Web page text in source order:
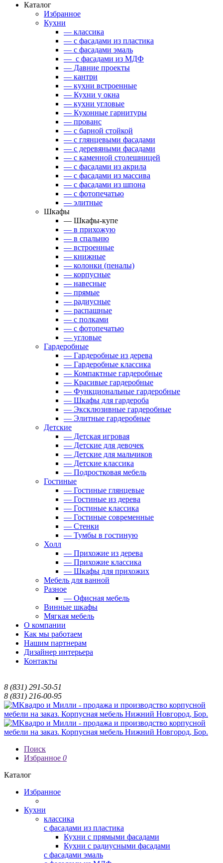
Каталог
Избранное
Кухни
— классика
— с фасадами из пластика
— с фасадами эмаль
— с фасадами из МДФ
— Давние проекты
— кантри
— кухни встроенные
— Кухни у окна
— кухни угловые
— Кухонные гарнитуры
— прованс
— с барной стойкой
— с глянцевыми фасадами
— с деревяными фасадами
— с каменной столешницей
— с фасадами из акрила
— с фасадами из массива
— с фасадами из шпона
— с фотопечатью
— элитные
Шкафы
— Шкафы-купе
— в прихожую
— в спальню
— встроенные
— книжные
— колонки (пеналы)
— корпусные
— навесные
— прямые
— радиусные
— распашные
— с полками
— с фотопечатью
— угловые
Гардеробные
— Гардеробные из дерева
— Гардеробные классика
— Компактные гардеробные
— Красивые гардеробные
— Функциональные гардеробные
— Шкафы для гардероба
— Эксклюзивные гардеробные
— Элитные гардеробные
Детские
— Детская игровая
— Детские для девочек
— Детские для мальчиков
— Детские классика
— Подростковая мебель
Гостиные
— Гостиные глянцевые
— Гостиные из дерева
— Гостиные классика
— Гостиные современные
— Стенки
— Тумбы в гостиную
Холл
— Прихожие из дерева
— Прихожие классика
— Шкафы для прихожих
Мебель для ванной
Разное
— Офисная мебель
Винные шкафы
Мягкая мебель
О компании
Как мы работаем
Нашим партнерам
Дизайнер интерьера
Контакты
8 (831) 291-50-51
8 (831) 216-00-95
Поиск
Избранное 0
Каталог
Избранное
Кухни
классика
с фасадами из пластика
Кухни с прямыми фасадами
Кухни с радиусными фасадами
с фасадами эмаль